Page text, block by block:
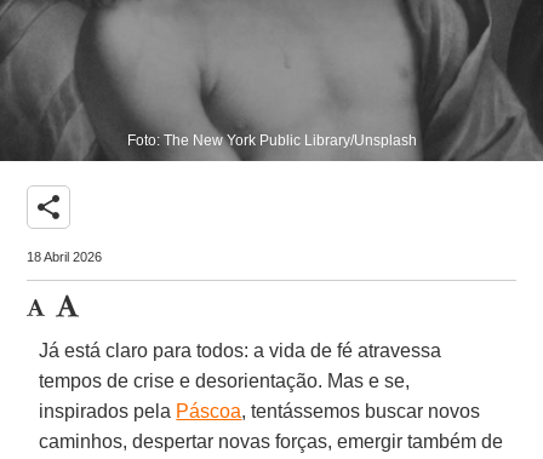
Foto: The New York Public Library/Unsplash
share
18 Abril 2026
Já está claro para todos: a vida de fé atravessa
tempos de crise e desorientação. Mas e se,
inspirados pela Páscoa, tentássemos buscar novos
caminhos, despertar novas forças, emergir também de